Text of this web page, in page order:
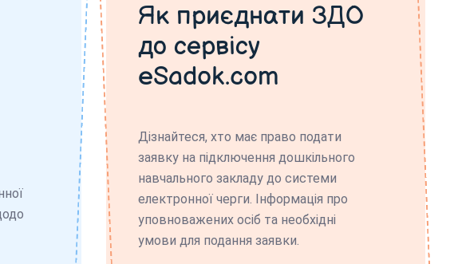
Як приєднати ЗДО
до сервісу
eSadok.com
Дізнайтеся, хто має право подати
заявку на підключення дошкільного
навчального закладу до системи
електронної черги. Інформація про
уповноважених осіб та необхідні
умови для подання заявки.